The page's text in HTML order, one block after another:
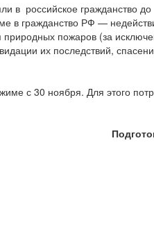
в российское гражданство до
в гражданство РФ —
пожаров (за
их последствий,
с 30 ноября. Для этого